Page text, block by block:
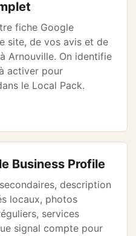
fiche Google
site, de vos avis et de
Arnouville. On identifie
activer pour
le Local Pack.
Business Profile
description
locaux, photos
services
signal compte pour